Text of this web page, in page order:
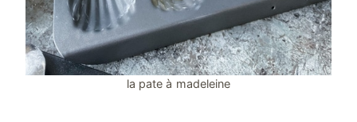
la pate à madeleine